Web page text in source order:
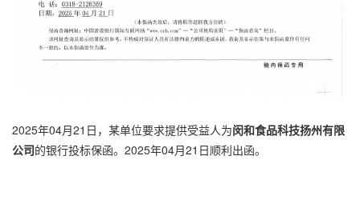
2025年04月21日，某单位要求提供受益人为闵和食品科技扬州有限
公司的银行投标保函。2025年04月21日顺利出函。